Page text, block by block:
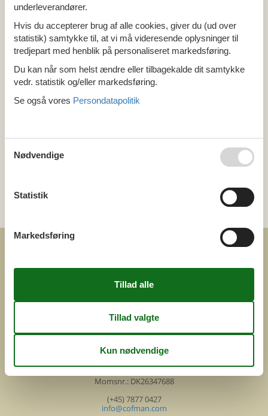
Område
Alle
Østrig
Salzburg
Schwarzach
Tema
Alle
COFMAN.COM
ved
Nygade 8b. 2. th
DK-7400 Herning
Danmark
Cofman.com
Momsnr.: DK26347688
(+45) 7877 0427
info@cofman.com
underleverandører.
Hvis du accepterer brug af alle cookies, giver du (ud over
statistik) samtykke til, at vi må videresende oplysninger til
tredjepart med henblik på personaliseret markedsføring.
Du kan når som helst ændre eller tilbagekalde dit samtykke
vedr. statistik og/eller markedsføring.
Se også vores Persondatapolitik
Nødvendige
Statistik
Markedsføring